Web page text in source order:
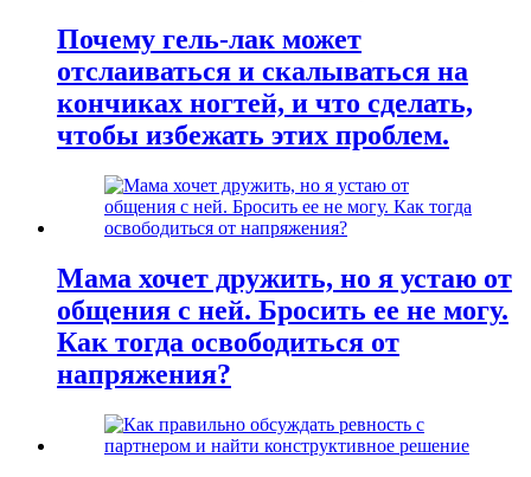
Почему гель-лак может
отслаиваться и скалываться на
кончиках ногтей, и что сделать,
чтобы избежать этих проблем.
Мама хочет дружить, но я устаю от
общения с ней. Бросить ее не могу.
Как тогда освободиться от
напряжения?